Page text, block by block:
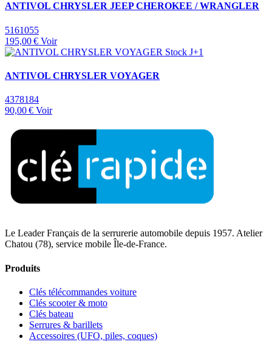
ANTIVOL CHRYSLER JEEP CHEROKEE / WRANGLER
5161055
195,00 € Voir
Stock J+1
ANTIVOL CHRYSLER VOYAGER
4378184
90,00 € Voir
Le Leader Français de la serrurerie automobile depuis 1957. Atelier
Chatou (78), service mobile Île-de-France.
Produits
Clés télécommandes voiture
Clés scooter & moto
Clés bateau
Serrures & barillets
Accessoires (UFO, piles, coques)